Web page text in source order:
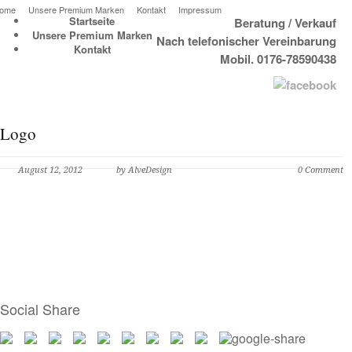
Unsere Premium Marken Kontakt Impressum
Beratung / Verkauf
Nach telefonischer Vereinbarung
Mobil. 0176-78590438
Startseite
Unsere Premium Marken
Kontakt
Logo
August 12, 2012 by AlveDesign 0 Comment
Social Share